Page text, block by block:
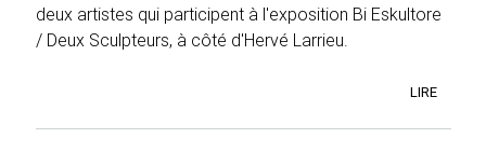
deux artistes qui participent à l'exposition Bi Eskultore
/ Deux Sculpteurs, à côté d'Hervé Larrieu.
LIRE